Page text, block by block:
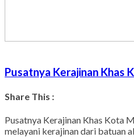
Pusatnya Kerajinan Khas
Share This :
Pusatnya Kerajinan Khas Kota
melayani kerajinan dari batuan